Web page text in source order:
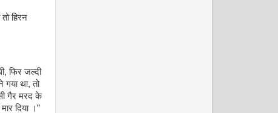
हिरन
फिर जल्दी
था, तो
गैर मरद के
दिया ।”